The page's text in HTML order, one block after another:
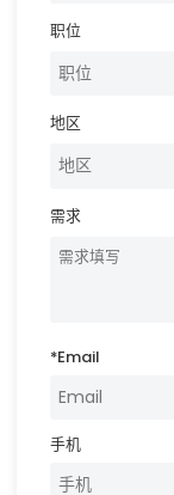
职位
地区
需求
*Email
手机